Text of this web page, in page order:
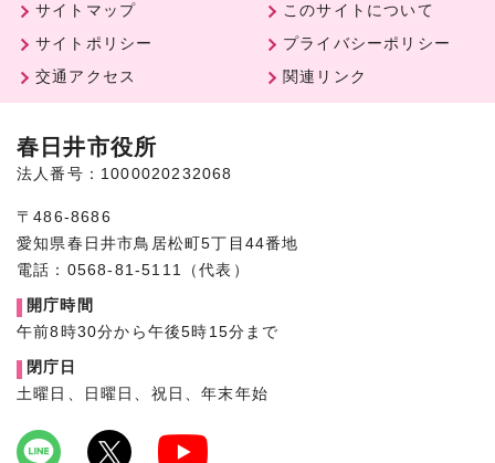
サイトマップ
このサイトについて
サイトポリシー
プライバシーポリシー
交通アクセス
関連リンク
春日井市役所
法人番号：1000020232068
〒486-8686
愛知県春日井市鳥居松町5丁目44番地
電話：0568-81-5111（代表）
開庁時間
午前8時30分から午後5時15分まで
閉庁日
土曜日、日曜日、祝日、年末年始